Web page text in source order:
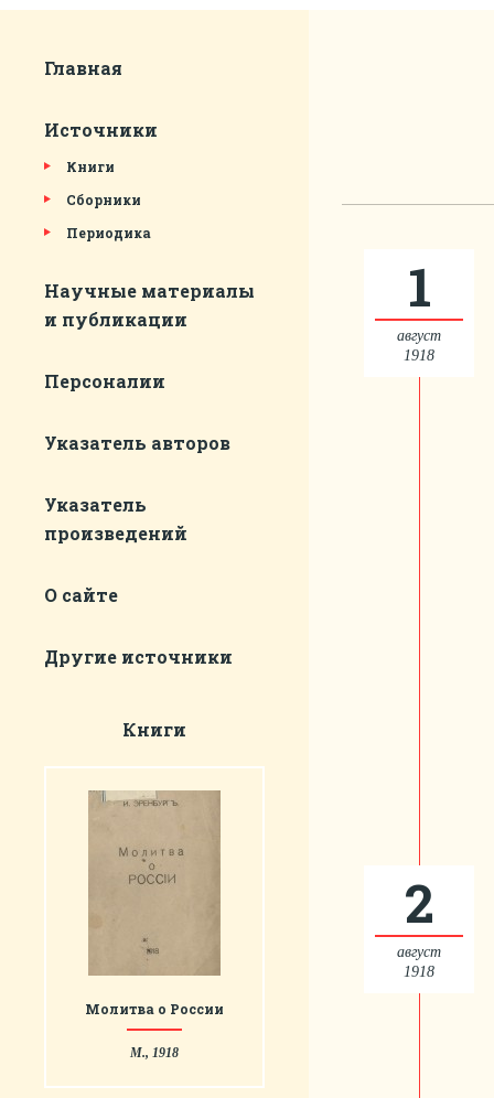
Главная
Источники
Книги
Сборники
Периодика
Научные материалы
и публикации
Персоналии
Указатель авторов
Указатель
произведений
О сайте
Другие источники
Книги
Молитва о России
М., 1918
1
август
1918
2
август
1918